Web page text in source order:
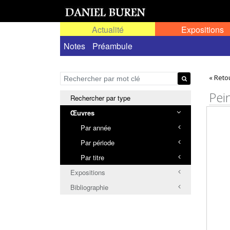
Actualité Expositions
Œuvres permanentes dans l'espace public ou
Notes
Préambule
Rechercher par type
Œuvres
Par année
Par période
Par titre
Expositions
Bibliographie
«